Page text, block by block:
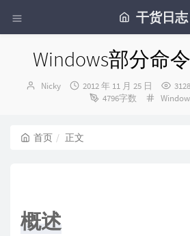
干货日志
Windows部分命
博
Nicky
发
布
2012 年 11 月 25 日
4796字数
分
首页 正文
概述